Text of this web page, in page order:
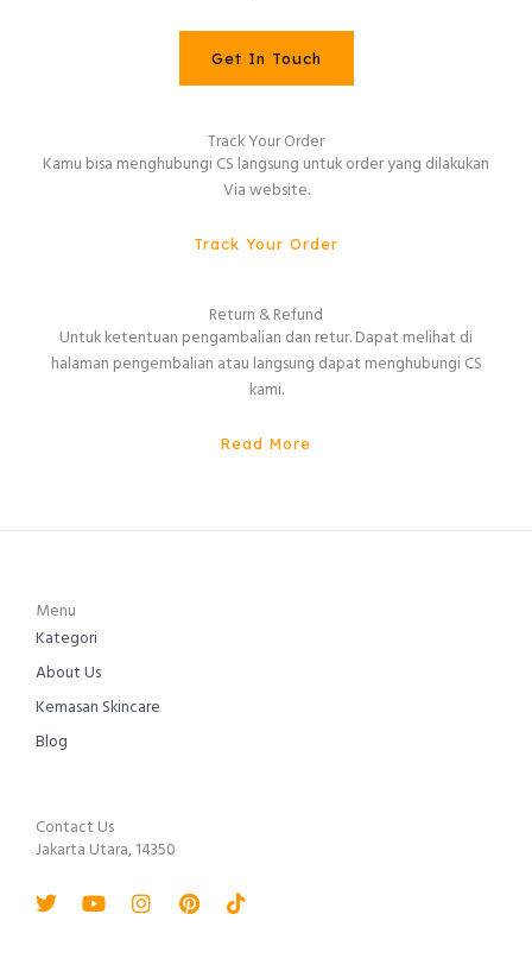
Get In Touch
Track Your Order
Kamu bisa menghubungi CS langsung untuk order yang dilakukan
Via website.
Track Your Order
Return & Refund
Untuk ketentuan pengambalian dan retur. Dapat melihat di
halaman pengembalian atau langsung dapat menghubungi CS
kami.
Read More
Menu
Kategori
About Us
Kemasan Skincare
Blog
Contact Us
Jakarta Utara, 14350
TwitterYoutubeInstagram
PinterestTiktok